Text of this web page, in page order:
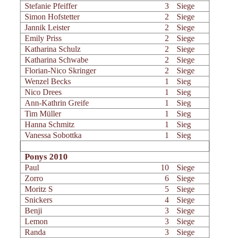
Stefanie Pfeiffer
3
Siege
Simon Hofstetter
2
Siege
Jannik Leister
2
Siege
Emily Priss
2
Siege
Katharina Schulz
2
Siege
Katharina Schwabe
2
Siege
Florian-Nico Skringer
2
Siege
Wenzel Becks
1
Sieg
Nico Drees
1
Sieg
Ann-Kathrin Greife
1
Sieg
Tim Müller
1
Sieg
Hanna Schmitz
1
Sieg
Vanessa Sobottka
1 Sieg
Ponys 2010
Paul 10
Siege
Zorro
6
Siege
Moritz S
5
Siege
Snickers
4
Siege
Benji
3
Siege
Lemon
3
Siege
Randa
3
Siege